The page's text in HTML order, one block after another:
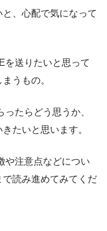
、心配で気になって
を送りたいと思って
うもの。
たらどう思うか、
たいと思います。
や注意点などについ
読み進めてみてくだ